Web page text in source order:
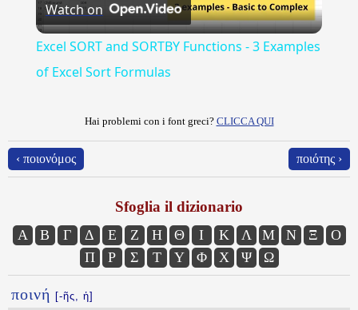
Video
Watch on
Excel SORT and SORTBY Functions - 3 Examples
of Excel Sort Formulas
Hai problemi con i font greci? CLICCA QUI
‹ ποιονόμος ποιότης ›
Sfoglia il dizionario
Α Β Γ Δ Ε Ζ Η Θ Ι Κ Λ Μ Ν Ξ
Ο
Π
Ρ Σ Τ Υ Φ Χ Ψ Ω
ποινή [-ῆς, ἡ]